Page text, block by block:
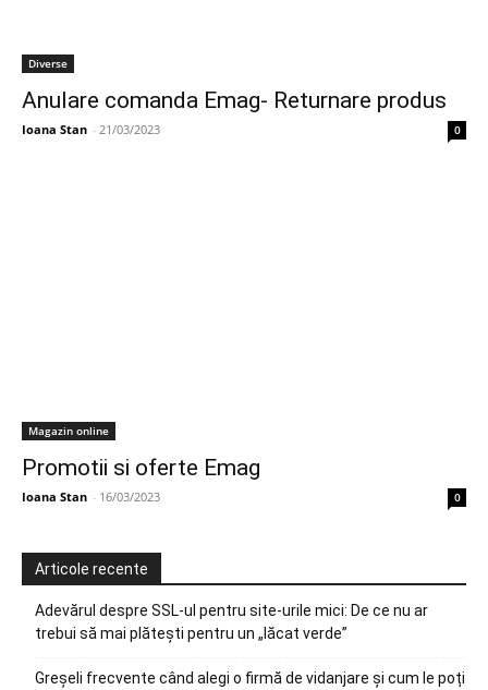
Diverse
Anulare comanda Emag- Returnare produs
Ioana Stan - 21/03/2023 0
Magazin online
Promotii si oferte Emag
Ioana Stan - 16/03/2023 0
Articole recente
Adevărul despre SSL-ul pentru site-urile mici: De ce nu ar
trebui să mai plătești pentru un „lăcat verde”
Greșeli frecvente când alegi o firmă de vidanjare și cum le poți